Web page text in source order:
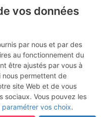
vos données
par nous et par des
au fonctionnement du
être ajustés par vous à
permettent de
site Web et de vous
sociaux. Vous pouvez les
paramétrer vos choix.